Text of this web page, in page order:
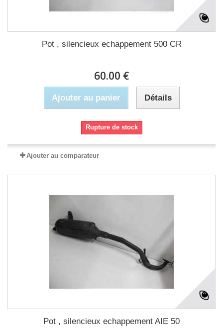
Pot , silencieux echappement 500 CR
60.00 €
Ajouter au panier Détails
Rupture de stock
Ajouter au comparateur
Pot , silencieux echappement AIE 50